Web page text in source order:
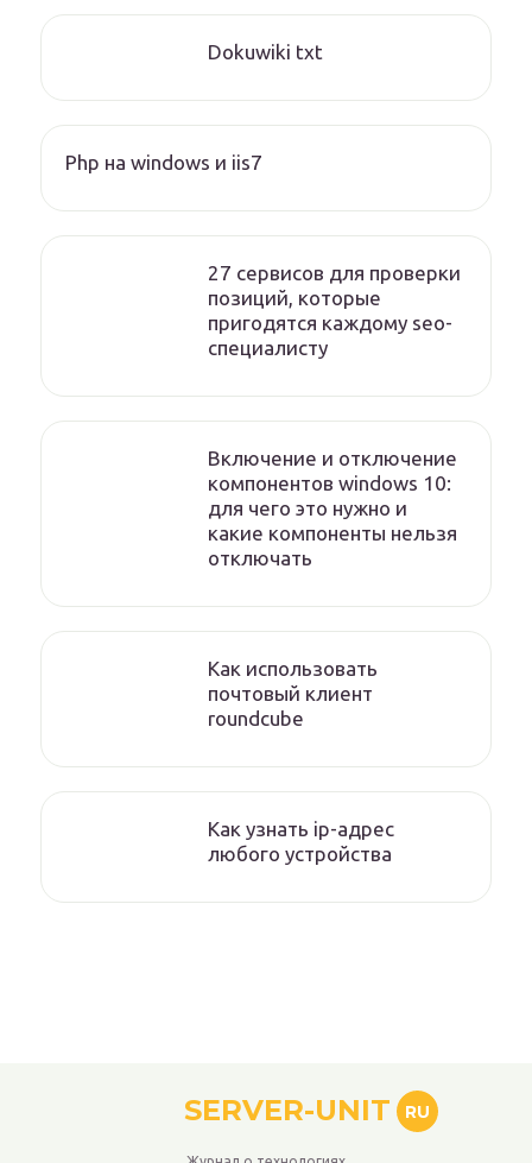
Dokuwiki txt
Php на windows и iis7
27 сервисов для проверки
позиций, которые
пригодятся каждому seo-
специалисту
Включение и отключение
компонентов windows 10:
для чего это нужно и
какие компоненты нельзя
отключать
Как использовать
почтовый клиент
roundcube
Как узнать ip-адрес
любого устройства
SERVER-UNIT RU